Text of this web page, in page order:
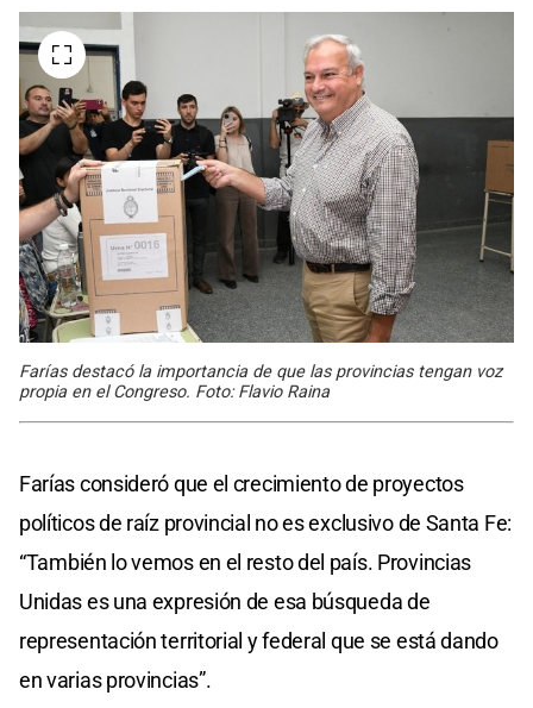
Farías destacó la importancia de que las provincias tengan voz
propia en el Congreso. Foto: Flavio Raina
Farías consideró que el crecimiento de proyectos
políticos de raíz provincial no es exclusivo de Santa Fe:
“También lo vemos en el resto del país. Provincias
Unidas es una expresión de esa búsqueda de
representación territorial y federal que se está dando
en varias provincias”.